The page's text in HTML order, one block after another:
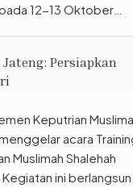
12-13 Oktober
dan Timika. Training
Persiapkan
Keputrian
acara
Muslimah Shalehah
ini berlangsung